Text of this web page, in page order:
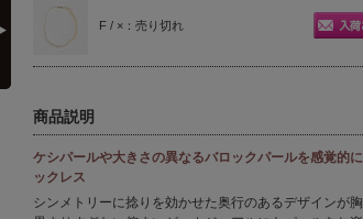
F / ×：売り切れ
商品説明
ケシパールや大きさの異なるバロックパールを感覚的
ックレス
シンメトリーに捻りを効かせた奥行のあるデザインが